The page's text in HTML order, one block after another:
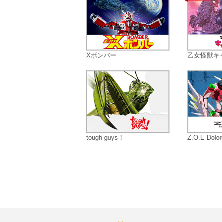
Xボンバー
tough guys！
乙女怪獣キ
Z.O.E